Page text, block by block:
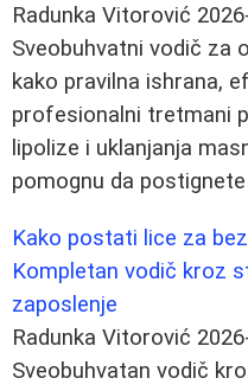
Radunka Vitorović
Sveobuhvatni vodič za
kako pravilna ishrana,
profesionalni tretmani
lipolize i uklanjanja
pomognu da
Kako postati lice za
Kompletan vodič kroz
zaposlenje
Radunka Vitorović
Sveobuhvatan vodič